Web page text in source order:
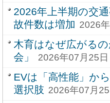
2026年上半期の交
故件数は増加 2026
木育はなぜ広がる
会」
2026年07月25日
EVは「高性能」か
選択肢 2026年07月25